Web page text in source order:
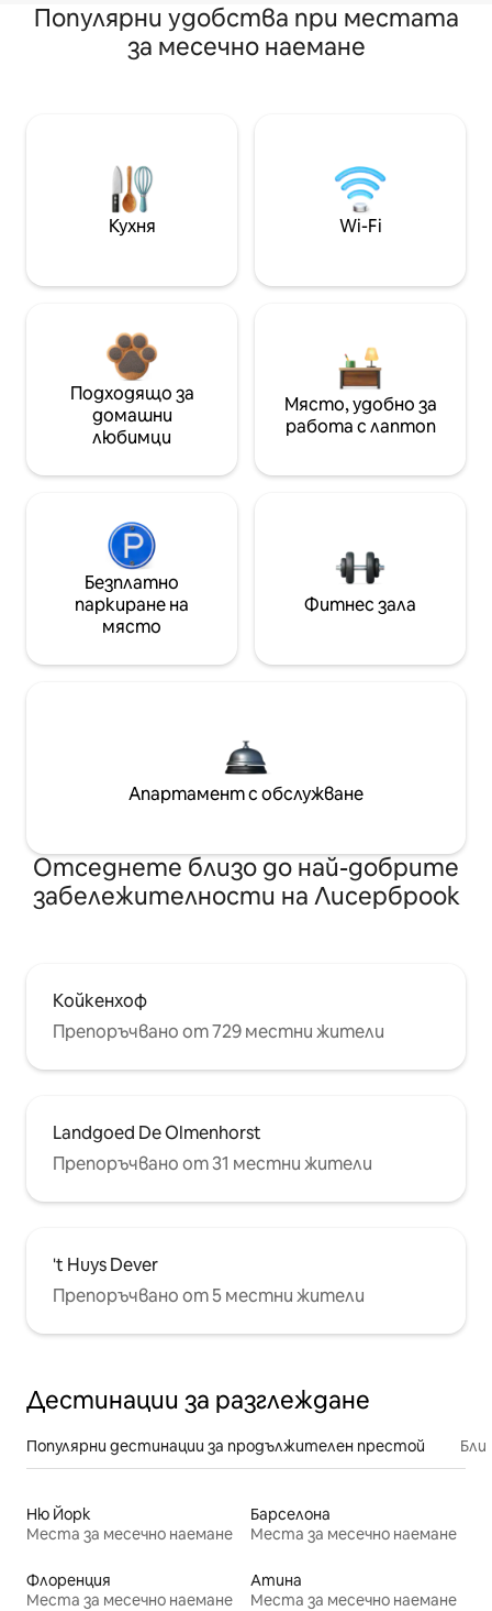
Популярни удобства при местата
за месечно наемане
Кухня Wi-Fi
Подходящо за
домашни
любимци
Място, удобно за
работа с лаптоп
Безплатно
паркиране на
място
Фитнес зала
Апартамент с обслужване
Отседнете близо до най-добрите
забележителности на Лисерброок
Койкенхоф
Препоръчвано от 729 местни жители
Landgoed De Olmenhorst
Препоръчвано от 31 местни жители
't Huys Dever
Препоръчвано от 5 местни жители
Дестинации за разглеждане
Популярни дестинации за продължителен престой
Ню Йорк
Места за месечно наемане
Барселона
Места за месечно наемане
Флоренция
Места за месечно наемане
Атина
Места за месечно наемане